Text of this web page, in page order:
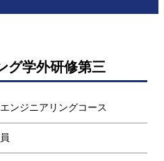
グ学外研修第三
ンジニアリングコース